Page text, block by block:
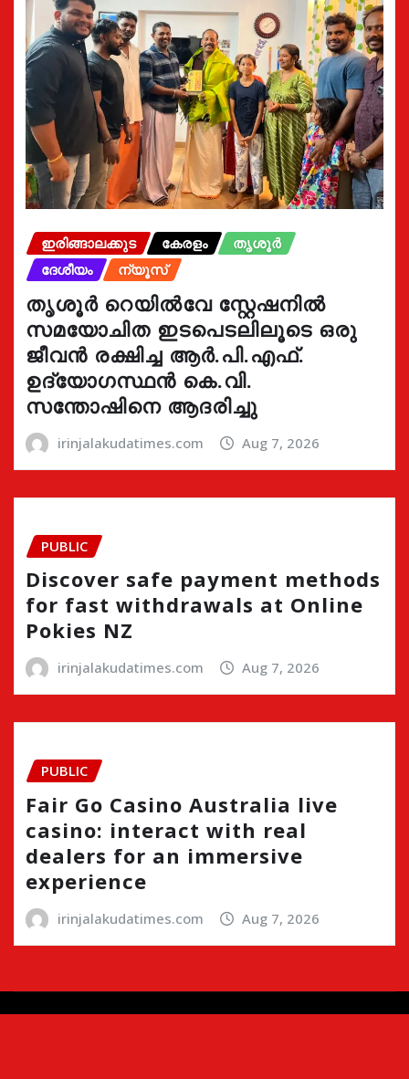
ഇരിങ്ങാലക്കുട കേരളം
തൃശൂർ
ദേശീയം
ന്യൂസ്
തൃശൂർ റെയിൽവേ സ്റ്റേഷനിൽ
സമയോചിത ഇടപെടലിലൂടെ ഒരു
ജീവൻ രക്ഷിച്ച ആർ.പി.എഫ്.
ഉദ്യോഗസ്ഥൻ കെ.വി.
സന്തോഷിനെ ആദരിച്ചു
irinjalakudatimes.com Aug 7, 2026
PUBLIC
Discover safe payment methods
for fast withdrawals at Online
Pokies NZ
irinjalakudatimes.com Aug 7, 2026
PUBLIC
Fair Go Casino Australia live
casino: interact with real
dealers for an immersive
experience
irinjalakudatimes.com Aug 7, 2026